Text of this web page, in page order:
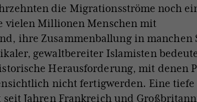
die Migrationsströme noch
vielen Millionen Menschen mit
ihre Zusammenballung in manchen
gewaltbereiter Islamisten
Herausforderung, mit denen
nicht fertigwerden. Eine tiefe
Jahren Frankreich und